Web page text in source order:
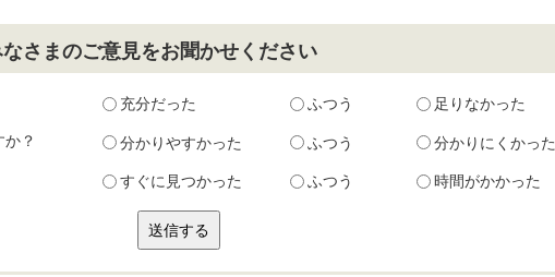
さまのご意見をお聞かせください
充分だった ふつう 足りなかった
？ 分かりやすかった ふつう 分かりにくかった
すぐに見つかった ふつう 時間がかかった